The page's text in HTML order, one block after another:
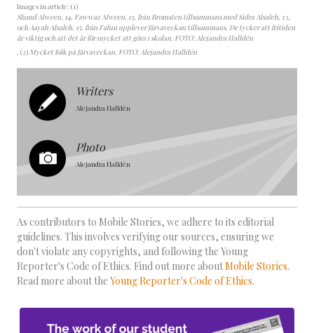
Images in article: (1)
Shand Alween, 14, Fawwaz Alween, 15, från Bromsten tillsammans med Sidra Alsaleh, 13,
och Aayah Alsaleh, 15, från Falun upplever Järvaveckan tillsammans. De tycker att fritiden
är viktig och att det är för mycket att göra i skolan. FOTO: Alejandra Halldén
, (2) Mycket folk på Järvaveckan. FOTO: Alejandra Halldén
Writers
Alejandra Halldén
Photo
Alejandra Halldén
As contributors to Mobile Stories, we adhere to its editorial
guidelines. This involves verifying our sources, ensuring we
don't violate any copyrights, and following the Young
Reporter's Code of Ethics. Find out more aboutMobile Stories.
Read more about the Young Reporter's Code of Ethics.